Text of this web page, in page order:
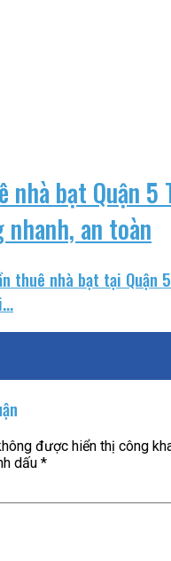
nhà bạt Quận 5
nhanh, an toàn
thuê nhà bạt tại Quận
được hiển thị công
dấu *